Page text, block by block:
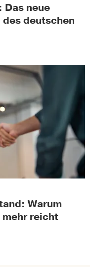
Das neue
deutschen
Warum
reicht